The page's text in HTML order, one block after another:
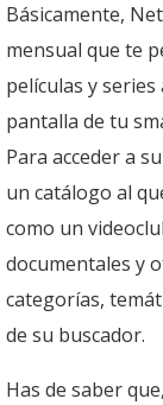
Básicamente,
mensual que te
películas y
pantalla de tu
Para acceder a
un catálogo al
como un
documentales y
categorías,
de su buscador.
Has de saber